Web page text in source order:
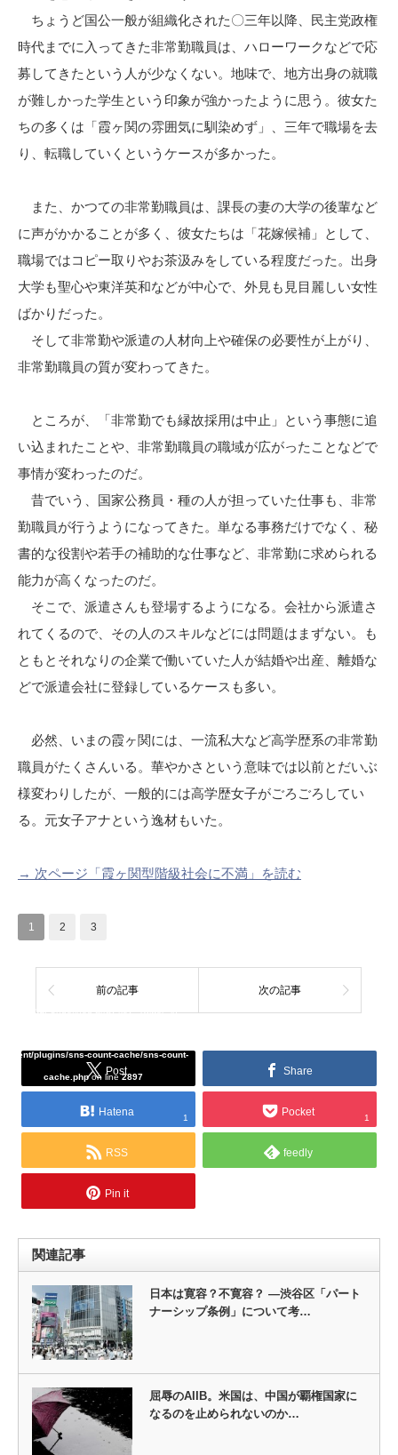
ちょうど国公一般が組織化された〇三年以降、民主党政権
時代までに入ってきた非常勤職員は、ハローワークなどで応
募してきたという人が少なくない。地味で、地方出身の就職
が難しかった学生という印象が強かったように思う。彼女た
ちの多くは「霞ヶ関の雰囲気に馴染めず」、三年で職場を去
り、転職していくというケースが多かった。
また、かつての非常勤職員は、課長の妻の大学の後輩など
に声がかかることが多く、彼女たちは「花嫁候補」として、
職場ではコピー取りやお茶汲みをしている程度だった。出身
大学も聖心や東洋英和などが中心で、外見も見目麗しい女性
ばかりだった。
そして非常勤や派遣の人材向上や確保の必要性が上がり、
非常勤職員の質が変わってきた。
ところが、「非常勤でも縁故採用は中止」という事態に追
い込まれたことや、非常勤職員の職域が広がったことなどで
事情が変わったのだ。
昔でいう、国家公務員・種の人が担っていた仕事も、非常
勤職員が行うようになってきた。単なる事務だけでなく、秘
書的な役割や若手の補助的な仕事など、非常勤に求められる
能力が高くなったのだ。
そこで、派遣さんも登場するようになる。会社から派遣さ
れてくるので、その人のスキルなどには問題はまずない。も
ともとそれなりの企業で働いていた人が結婚や出産、離婚な
どで派遣会社に登録しているケースも多い。
必然、いまの霞ヶ関には、一流私大など高学歴系の非常勤
職員がたくさんいる。華やかさという意味では以前とだいぶ
様変わりしたが、一般的には高学歴女子がごろごろしてい
る。元女子アナという逸材もいた。
→ 次ページ「霞ヶ関型階級社会に不満」を読む
1 2 3
前の記事 次の記事
Post
plugins/sns-count-cache/sns-count-
cache.phpon line2897 Share
Hatena 1 Pocket 1
RSS feedly
Pin it
関連記事
日本は寛容？不寛容？ ―渋谷区「パート
ナーシップ条例」について考…
屈辱のAIIB。米国は、中国が覇権国家に
なるのを止められないのか…